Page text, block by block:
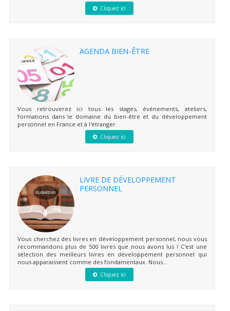
Cliquez ici
AGENDA BIEN-ÊTRE
Vous retrouverez ici tous les stages, événements, ateliers,
formations dans le domaine du bien-être et du développement
personnel en France et à l'étranger.
Cliquez ici
LIVRE DE DÉVELOPPEMENT
PERSONNEL
Vous cherchez des livres en développement personnel, nous vous
recommandons plus de 500 livres que nous avons lus ! C'est une
sélection des meilleurs livres en développement personnel qui
nous apparaissent comme des fondamentaux. Nous...
Cliquez ici